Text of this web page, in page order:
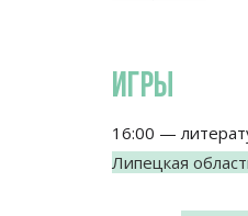
ИГРЫ
16:00 —
Липецкая